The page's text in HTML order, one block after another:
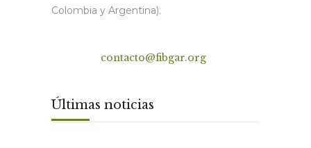
Colombia y Argentina).
contacto@fibgar.org
Últimas noticias